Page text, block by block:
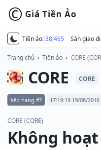
Tiền ảo:38,465 Sàn giao
© Giá Tiền Ảo
Trang chủ › Tiền ảo › CORE
CORE CORE
Xếp hạng #? 17:19:19 19/08/2016
CORE (CORE)
Không